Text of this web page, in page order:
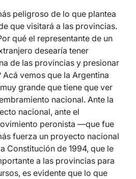
peligroso de lo que plantea
que visitará a las provincias.
qué el representante de un
desearía tener
de las provincias y presionar
vemos que la Argentina
grande que tiene que ver
nacional. Ante la
nacional, ante el
peronista —que fue
fuerza un proyecto nacional
Constitución de 1994, que le
a las provincias para
es evidente que lo que